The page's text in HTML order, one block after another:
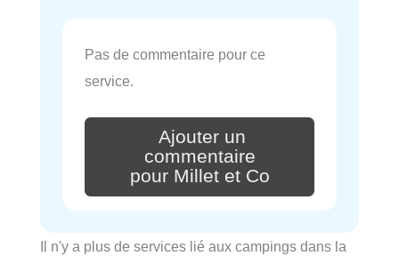
Pas de commentaire pour ce
service.
Ajouter un
commentaire
pour Millet et Co
Il n'y a plus de services lié aux campings dans la